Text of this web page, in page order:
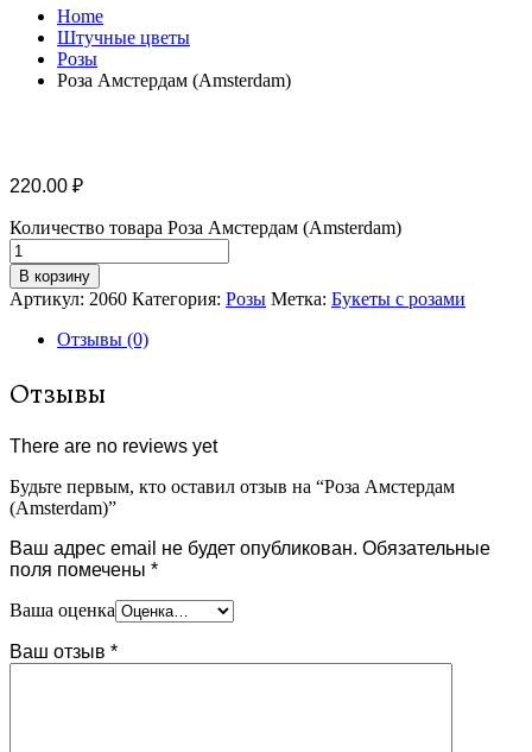
Home
Штучные цветы
Розы
Роза Амстердам (Amsterdam)
220.00 ₽
Количество товара Роза Амстердам (Amsterdam)
В корзину
Артикул: 2060 Категория: Розы Метка: Букеты с розами
Отзывы (0)
Отзывы
There are no reviews yet
Будьте первым, кто оставил отзыв на “Роза Амстердам
(Amsterdam)”
Ваш адрес email не будет опубликован. Обязательные
поля помечены *
Ваша оценка
Ваш отзыв *